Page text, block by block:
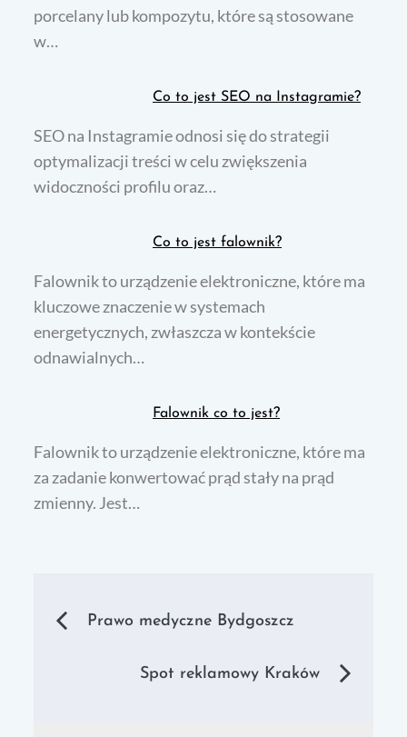
porcelany lub kompozytu, które są stosowane
w…
Co to jest SEO na Instagramie?
SEO na Instagramie odnosi się do strategii
optymalizacji treści w celu zwiększenia
widoczności profilu oraz…
Co to jest falownik?
Falownik to urządzenie elektroniczne, które ma
kluczowe znaczenie w systemach
energetycznych, zwłaszcza w kontekście
odnawialnych…
Falownik co to jest?
Falownik to urządzenie elektroniczne, które ma
za zadanie konwertować prąd stały na prąd
zmienny. Jest…
Nawigacja
wpisu
Prawo medyczne Bydgoszcz
Spot reklamowy Kraków